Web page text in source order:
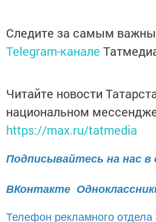
Следите за самым
Telegram-канале
Читайте новости
национальном
https://max.ru/tatmedia
Подписывайтесь на нас в
ВКонтакте
Телефон рекламного отдела